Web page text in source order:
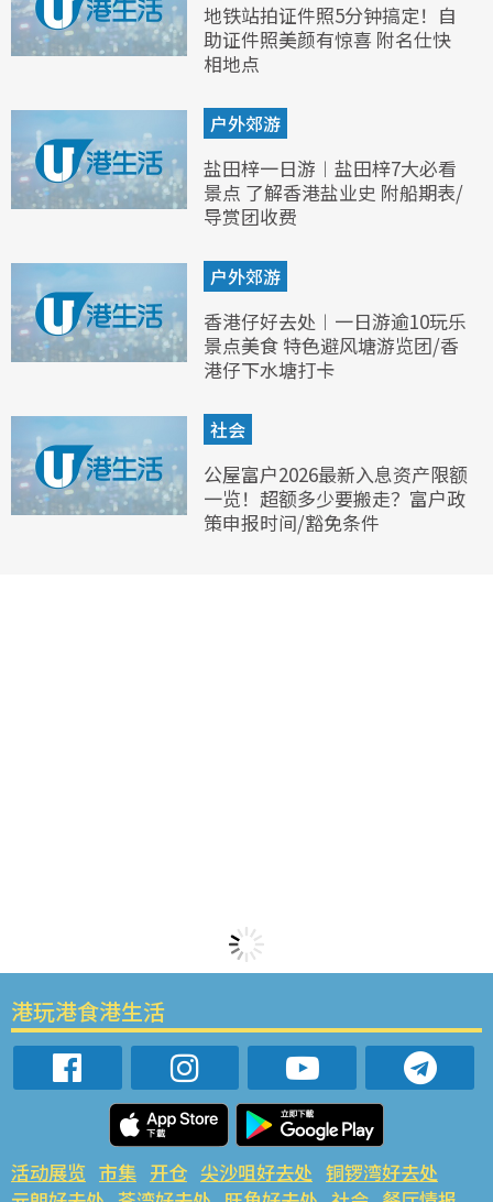
地铁站拍证件照5分钟搞定！自
助证件照美颜有惊喜 附名仕快
相地点
户外郊游
盐田梓一日游︱盐田梓7大必看
景点 了解香港盐业史 附船期表/
导赏团收费
户外郊游
香港仔好去处︱一日游逾10玩乐
景点美食 特色避风塘游览团/香
港仔下水塘打卡
社会
公屋富户2026最新入息资产限额
一览！超额多少要搬走？富户政
策申报时间/豁免条件
港玩港食港生活
活动展览 市集 开仓 尖沙咀好去处 铜锣湾好去处